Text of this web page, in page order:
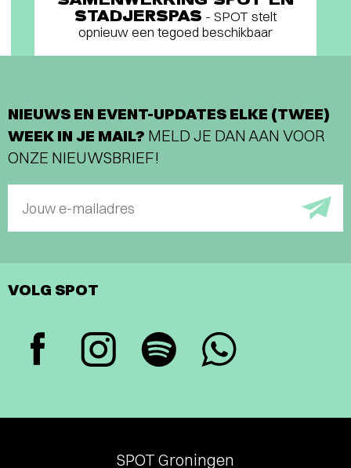
STADJERSPAS - SPOT stelt
opnieuw een tegoed beschikbaar
NIEUWS EN EVENT-UPDATES ELKE (TWEE)
WEEK IN JE MAIL? MELD JE DAN AAN VOOR
ONZE NIEUWSBRIEF!
Jouw e-mailadres
VOLG SPOT
SPOT Groningen